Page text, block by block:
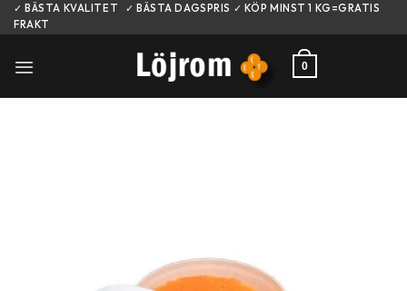
Skip
to
✓ BÄSTA KVALITET ✓ BÄSTA DAGSPRIS ✓ KÖP MINST 1 KG=GRATIS
FRAKT
0